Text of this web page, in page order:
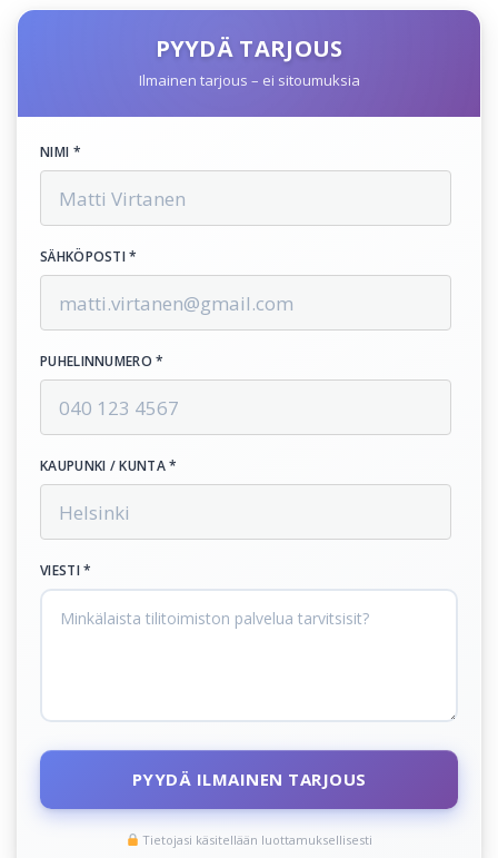
PYYDÄ TARJOUS
Ilmainen tarjous – ei sitoumuksia
NIMI *
SÄHKÖPOSTI *
PUHELINNUMERO *
KAUPUNKI / KUNTA *
VIESTI *
PYYDÄ ILMAINEN TARJOUS
Tietojasi käsitellään luottamuksellisesti